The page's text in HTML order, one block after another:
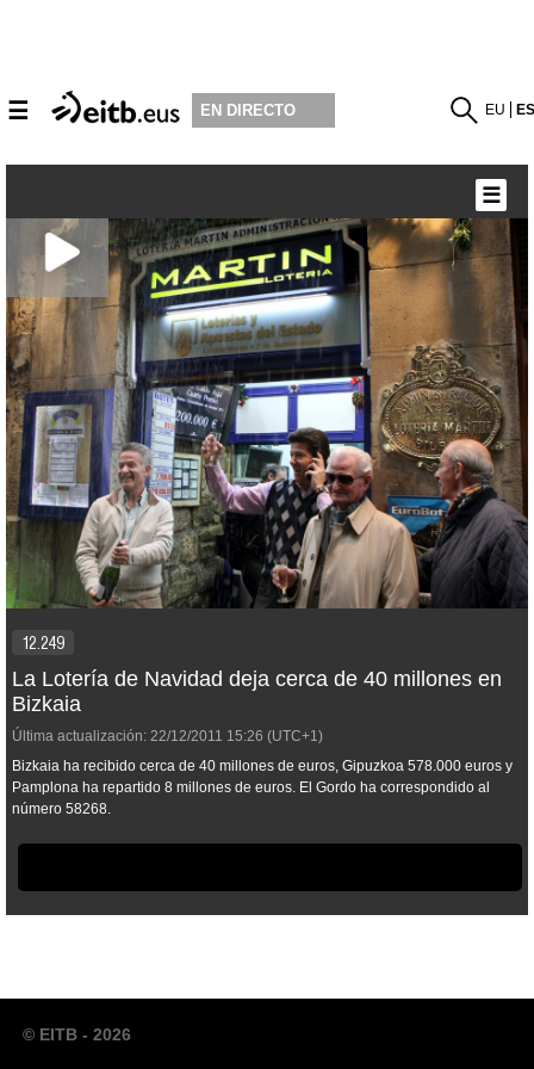
☰ EN DIRECTO EU
12.249
La Lotería de Navidad deja cerca de 40 millones en
Bizkaia
Última actualización: 22/12/2011 15:26 (UTC+1)
Bizkaia ha recibido cerca de 40 millones de euros, Gipuzkoa 578.000 euros y
Pamplona ha repartido 8 millones de euros. El Gordo ha correspondido al
número 58268.
☰
© EITB - 2026